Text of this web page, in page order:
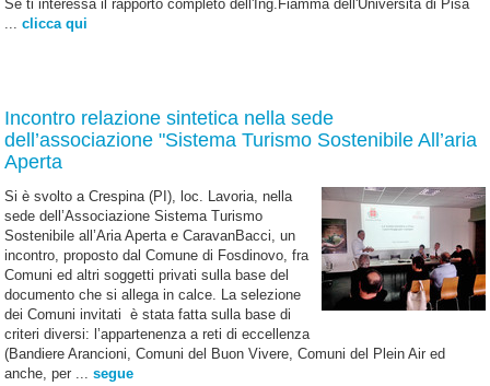
Se ti interessa il rapporto completo dell'Ing.Fiamma dell'Università di Pisa
... clicca qui
Incontro relazione sintetica nella sede
dell’associazione "Sistema Turismo Sostenibile All’aria
Aperta
Si è svolto a Crespina (PI), loc. Lavoria, nella
sede dell’Associazione Sistema Turismo
Sostenibile all’Aria Aperta e CaravanBacci, un
incontro, proposto dal Comune di Fosdinovo, fra
Comuni ed altri soggetti privati sulla base del
documento che si allega in calce. La selezione
dei Comuni invitati è stata fatta sulla base di
criteri diversi: l’appartenenza a reti di eccellenza
(Bandiere Arancioni, Comuni del Buon Vivere, Comuni del Plein Air ed
anche, per ...segue